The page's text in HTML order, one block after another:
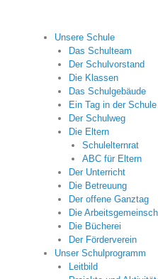
Unsere Schule
Das Schulteam
Der Schulvorstand
Die Klassen
Das Schulgebäude
Ein Tag in der Schule
Der Schulweg
Die Eltern
Schulelternrat
ABC für Eltern
Der Unterricht
Die Betreuung
Der offene Ganztag
Die
Die Bücherei
Der Förderverein
Unser Schulprogramm
Leitbild